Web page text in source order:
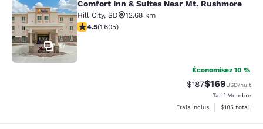
Comfort Inn & Suites Near Mt.
47
Comfort Inn & Suites Near Mt. Rushmore
Hill City, SD
12.68 km
4.54 étoiles. Excellent. 1605 commentaires
4.5(1 605)
Économisez 10 %
Tarif barré :
$187Tarif réduit :
$169USD/nuit
Tarif Membre
Frais inclus
Afficher les
$185 total